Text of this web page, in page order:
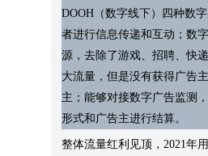
DOOH（数字线下）四种数
者进行信息传递和互动；数
源，去除了游戏、招聘、快
大流量，但是没有获得广告
主；能够对接数字广告监测
形式和广告主进行结算。
整体流量红利见顶，2021年